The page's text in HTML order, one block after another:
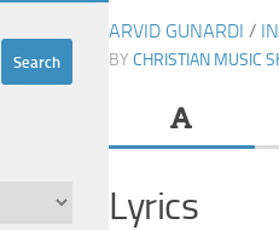
ARVID GUNARDI /
BY CHRISTIAN MUSIC
Lyrics